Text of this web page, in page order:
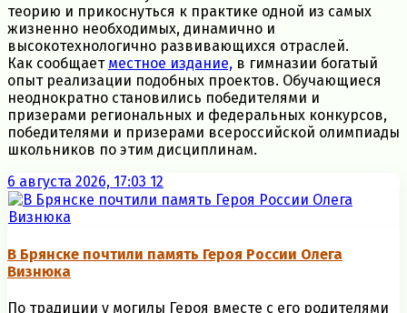
теорию и прикоснуться к практике одной из самых
жизненно необходимых, динамично и
высокотехнологично развивающихся отраслей.
Как сообщает местное издание, в гимназии богатый
опыт реализации подобных проектов. Обучающиеся
неоднократно становились победителями и
призерами региональных и федеральных конкурсов,
победителями и призерами всероссийской олимпиады
школьников по этим дисциплинам.
6 августа 2026, 17:03 12
В Брянске почтили память Героя России Олега
Визнюка
По традиции у могилы Героя вместе с его родителями